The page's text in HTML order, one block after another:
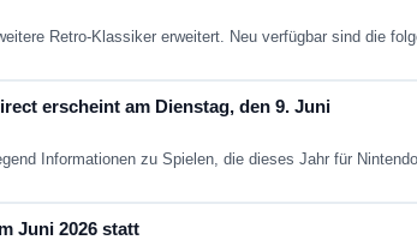
Retro-Klassiker erweitert. Neu verfügbar sind die
erscheint am Dienstag, den 9. Juni
Informationen zu Spielen, die dieses Jahr für
Juni 2026 statt